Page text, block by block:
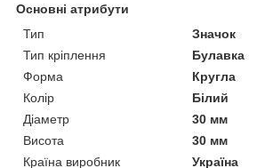
Основні атрибути
Тип
Значок
Тип кріплення
Булавка
Форма
Кругла
Колір
Білий
Діаметр
30 мм
Висота
30 мм
Країна виробник
Україна